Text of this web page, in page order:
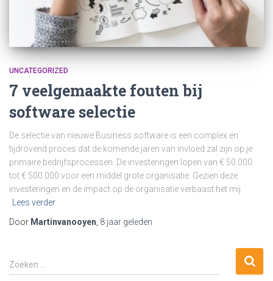
UNCATEGORIZED
7 veelgemaakte fouten bij
software selectie
De selectie van nieuwe Business software is een complex en
tijdrovend proces dat de komende jaren van invloed zal zijn op je
primaire bedrijfsprocessen. De investeringen lopen van € 50.000
tot € 500.000 voor een middel grote organisatie. Gezien deze
investeringen en de impact op de organisatie verbaast het mij
Lees verder
Door Martinvanooyen 8 jaar geleden
Z
o
Zoeken …